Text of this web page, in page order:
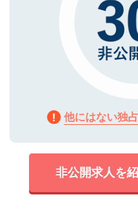
他にはない独
非公開求人を